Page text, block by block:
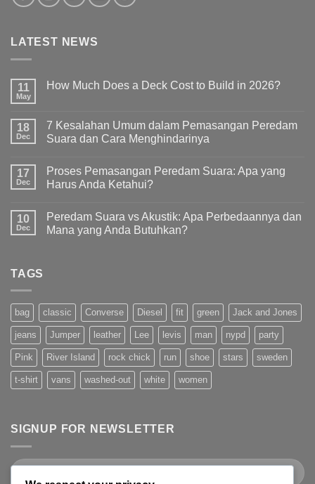
LATEST NEWS
11
May
How Much Does a Deck Cost to Build in 2026?
18
Dec
7 Kesalahan Umum dalam Pemasangan Peredam
Suara dan Cara Menghindarinya
17
Dec
Proses Pemasangan Peredam Suara: Apa yang
Harus Anda Ketahui?
10
Dec
Peredam Suara vs Akustik: Apa Perbedaannya dan
Mana yang Anda Butuhkan?
TAGS
bag classic Converse Diesel fit green Jack and Jones
jeans Jumper leather Lee levis man nypd party
Pink River Island rock chick run shoe stars sweden
t-shirt vans washed-out white women
SIGNUP FOR NEWSLETTER